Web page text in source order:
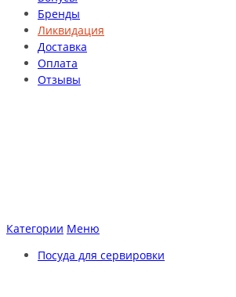
Бренды
Ликвидация
Доставка
Оплата
Отзывы
Категории Меню
Посуда для сервировки